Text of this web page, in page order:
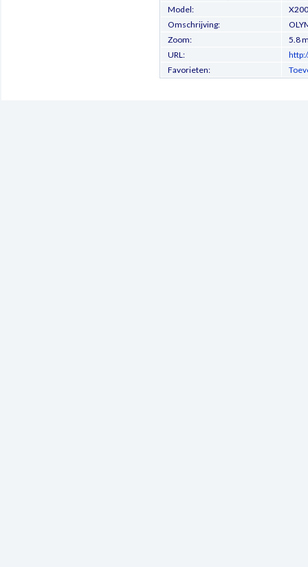
Model:
Omschrijving:
Zoom:
5.8
URL:
Favorieten: